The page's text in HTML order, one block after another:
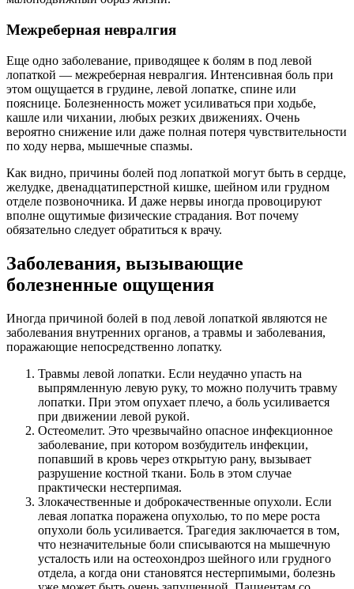
Межреберная невралгия
Еще одно заболевание, приводящее к болям в под левой
лопаткой — межреберная невралгия. Интенсивная боль при
этом ощущается в грудине, левой лопатке, спине или
пояснице. Болезненность может усиливаться при ходьбе,
кашле или чихании, любых резких движениях. Очень
вероятно снижение или даже полная потеря чувствительности
по ходу нерва, мышечные спазмы.
Как видно, причины болей под лопаткой могут быть в сердце,
желудке, двенадцатиперстной кишке, шейном или грудном
отделе позвоночника. И даже нервы иногда провоцируют
вполне ощутимые физические страдания. Вот почему
обязательно следует обратиться к врачу.
Заболевания, вызывающие
болезненные ощущения
Иногда причиной болей в под левой лопаткой являются не
заболевания внутренних органов, а травмы и заболевания,
поражающие непосредственно лопатку.
Травмы левой лопатки. Если неудачно упасть на
выпрямленную левую руку, то можно получить травму
лопатки. При этом опухает плечо, а боль усиливается
при движении левой рукой.
Остеомелит. Это чрезвычайно опасное инфекционное
заболевание, при котором возбудитель инфекции,
попавший в кровь через открытую рану, вызывает
разрушение костной ткани. Боль в этом случае
практически нестерпимая.
Злокачественные и доброкачественные опухоли. Если
левая лопатка поражена опухолью, то по мере роста
опухоли боль усиливается. Трагедия заключается в том,
что незначительные боли списываются на мышечную
усталость или на остеохондроз шейного или грудного
отдела, а когда они становятся нестерпимыми, болезнь